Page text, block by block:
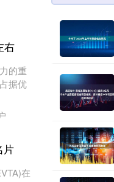
右
的重
据优
片
在